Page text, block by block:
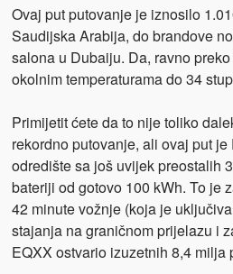
Ovaj put putovanje je iznosilo
Saudijska Arabija, do brandove
salona u Dubaiju. Da, ravno
okolnim temperaturama do 34
Primijetit ćete da to nije toliko
rekordno putovanje, ali ovaj put
odredište sa još uvijek preostalih
bateriji od gotovo 100 kWh. To je
42 minute vožnje (koja je
stajanja na graničnom prijelazu i
EQXX ostvario izuzetnih 8,4 milja